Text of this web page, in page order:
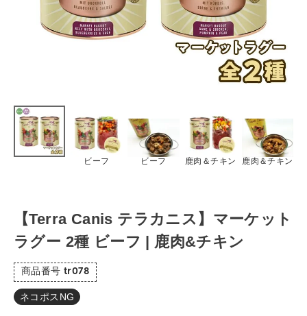
ビーフ ビーフ 鹿肉＆チキン 鹿肉＆チキン
【Terra Canis テラカニス】マーケット
ラグー 2種 ビーフ | 鹿肉&チキン
商品番号 tr078
ネコポスNG